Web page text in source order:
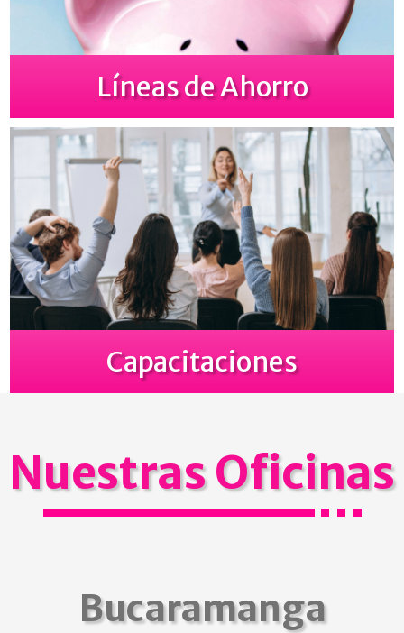
Líneas de Ahorro
Capacitaciones
Nuestras Oficinas
Bucaramanga